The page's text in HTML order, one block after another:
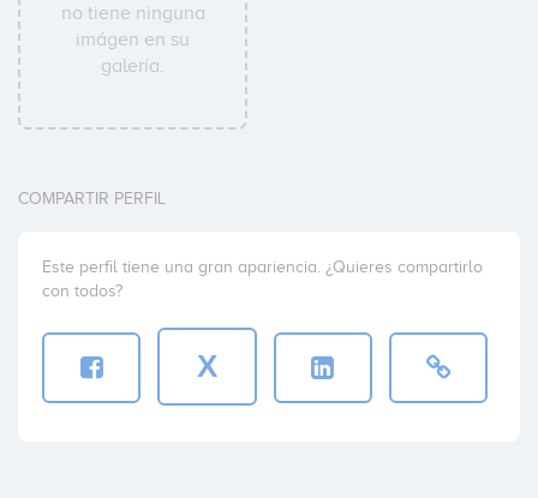
no tiene ninguna
imágen en su
galería.
COMPARTIR PERFIL
Este perfil tiene una gran apariencia. ¿Quieres compartirlo
con todos?
X